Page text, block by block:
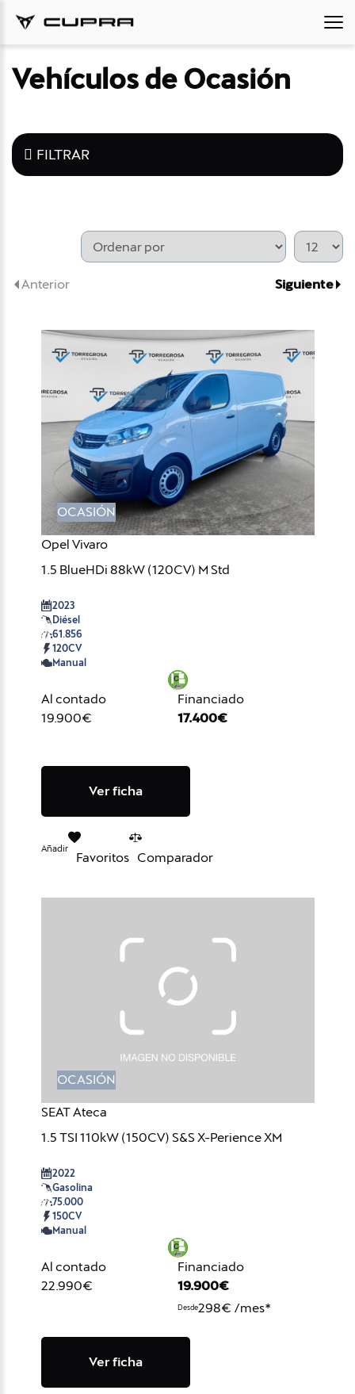
Vehículos de Ocasión
FILTRAR
Anterior Siguiente
OCASIÓN
Opel Vivaro
1.5 BlueHDi 88kW (120CV) M Std
2023
Diésel
61.856
120CV
Manual
Al contado
19.900€
Financiado
17.400€
Ver ficha
Añadir
Favoritos Comparador
OCASIÓN
SEAT Ateca
1.5 TSI 110kW (150CV) S&S X-Perience XM
2022
Gasolina
75.000
150CV
Manual
Al contado
22.990€
Financiado
19.900€
Desde298€ /mes*
Ver ficha